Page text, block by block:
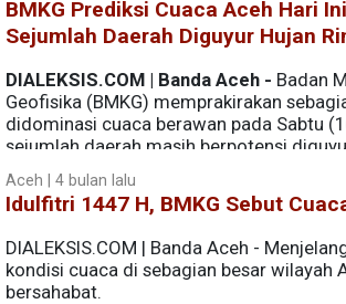
BMKG Prediksi Cuaca Aceh Hari
Sejumlah Daerah Diguyur Hujan
DIALEKSIS.COM | Banda Aceh - Badan
Geofisika (BMKG) memprakirakan
didominasi cuaca berawan pada Sabtu
sejumlah daerah masih berpotensi
Aceh | 4 bulan lalu
Idulfitri 1447 H, BMKG Sebut
DIALEKSIS.COM | Banda Aceh -
kondisi cuaca di sebagian besar wilayah
bersahabat.